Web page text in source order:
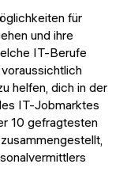
für
und ihre
IT-Berufe
helfen, dich in der
IT-Jobmarktes
10 gefragtesten